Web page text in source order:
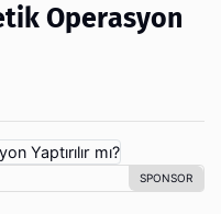
Operasyon